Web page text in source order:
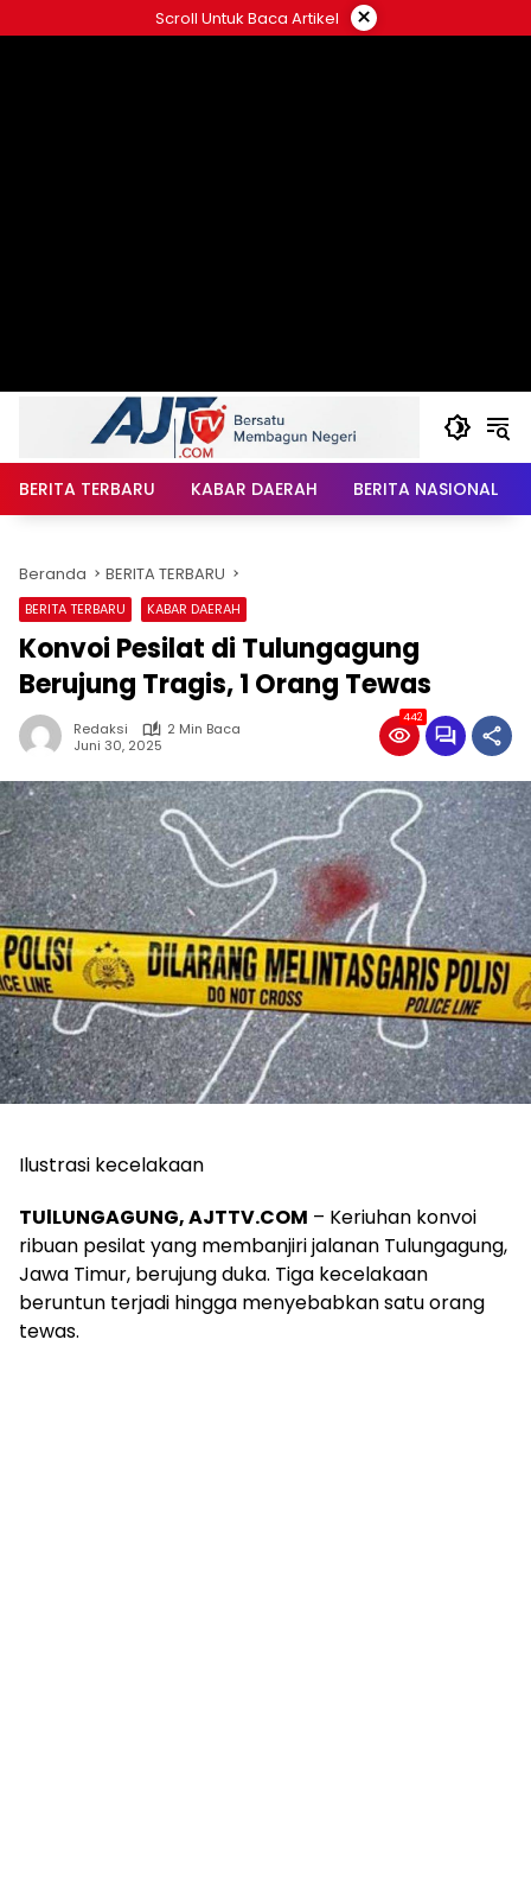
ke
Scroll Untuk Baca Artikel ×
BERITA TERBARU KABAR DAERAH BERITA NASIONAL
Beranda BERITA TERBARU
BERITA TERBARU KABAR DAERAH
Konvoi Pesilat di Tulungagung
Berujung Tragis, 1 Orang Tewas
Redaksi
2 Min Baca
Juni 30, 2025
442
Ilustrasi kecelakaan
TUlLUNGAGUNG, AJTTV.COM – Keriuhan konvoi
ribuan pesilat yang membanjiri jalanan Tulungagung,
Jawa Timur, berujung duka. Tiga kecelakaan
beruntun terjadi hingga menyebabkan satu orang
tewas.